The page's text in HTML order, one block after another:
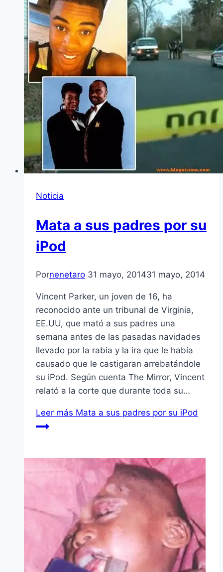
Noticia
Mata a sus padres por su
iPod
Pornenetaro 31 mayo, 201431 mayo, 2014
Vincent Parker, un joven de 16, ha
reconocido ante un tribunal de Virginia,
EE.UU, que mató a sus padres una
semana antes de las pasadas navidades
llevado por la rabia y la ira que le había
causado que le castigaran arrebatándole
su iPod. Según cuenta The Mirror, Vincent
relató a la corte que durante toda su…
Leer más Mata a sus padres por su iPod